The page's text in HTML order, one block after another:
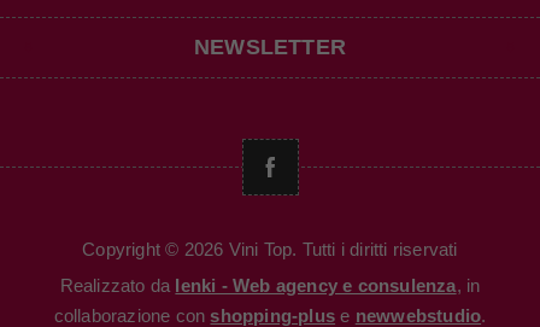
NEWSLETTER
Copyright © 2026 Vini Top. Tutti i diritti riservati
Realizzato da Ienki - Web agency e consulenza, in
collaborazione con shopping-plus e newwebstudio.